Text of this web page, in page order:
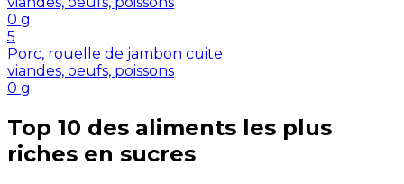
0 g
5
Porc, rouelle de jambon cuite
viandes, oeufs, poissons
0 g
Top 10 des aliments les plus
riches en sucres